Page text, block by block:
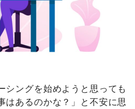
シングを始めようと思っても
はあるのかな？」と不安に思